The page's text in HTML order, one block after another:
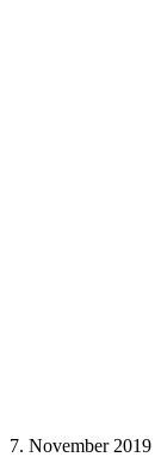
7. November 2019